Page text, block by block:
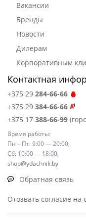
Вакансии
Бренды
Новости
Дилерам
Корпоративным
Контактная
+375 29 284-66-66
+375 29 384-66-66
+375 17 388-66-99
Время работы:
Пн – Пт: 9:00 — 20:00,
Сб: 10:00 — 18:00,
shop@ydachnik.by
Обратная связь
Отозвать согласие